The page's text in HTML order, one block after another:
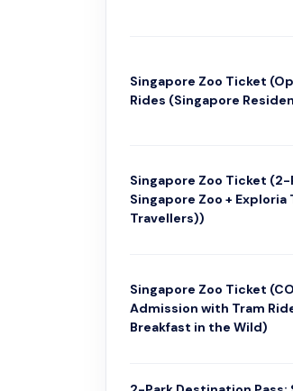
Singapore Zoo Ticket
Rides (Singapore
Singapore Zoo Ticket
Singapore Zoo +
Travellers))
Singapore Zoo Ticket
Admission with Tram
Breakfast in the Wild)